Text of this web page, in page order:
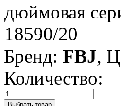
Бренд: FBJ,
Количество: